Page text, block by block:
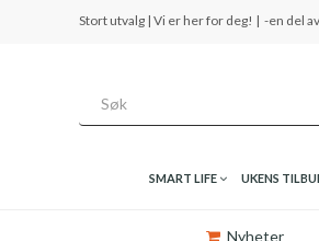
Stort utvalg | Vi er her for deg! | -en del
SMART LIFE UKENS
Nyheter